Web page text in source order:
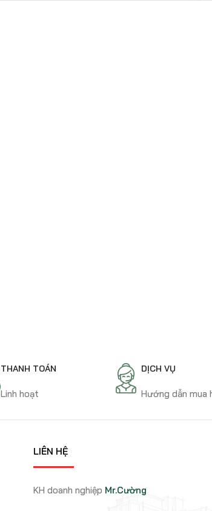
THANH TOÁN
Linh hoạt
DỊCH VỤ
Hướng dẫn mua
LIÊN HỆ
KH doanh nghiệp Mr.Cường